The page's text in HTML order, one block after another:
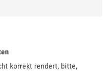
korrekt rendert, bitte,